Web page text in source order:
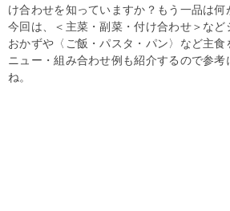
け合わせを知っていますか？もう一品は何
今回は、＜主菜・副菜・付け合わせ＞など
おかずや〈ご飯・パスタ・パン〉など主食
ニュー・組み合わせ例も紹介するので参
ね。